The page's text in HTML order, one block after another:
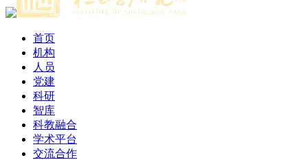
首页
机构
人员
党建
科研
智库
科教融合
学术平台
交流合作